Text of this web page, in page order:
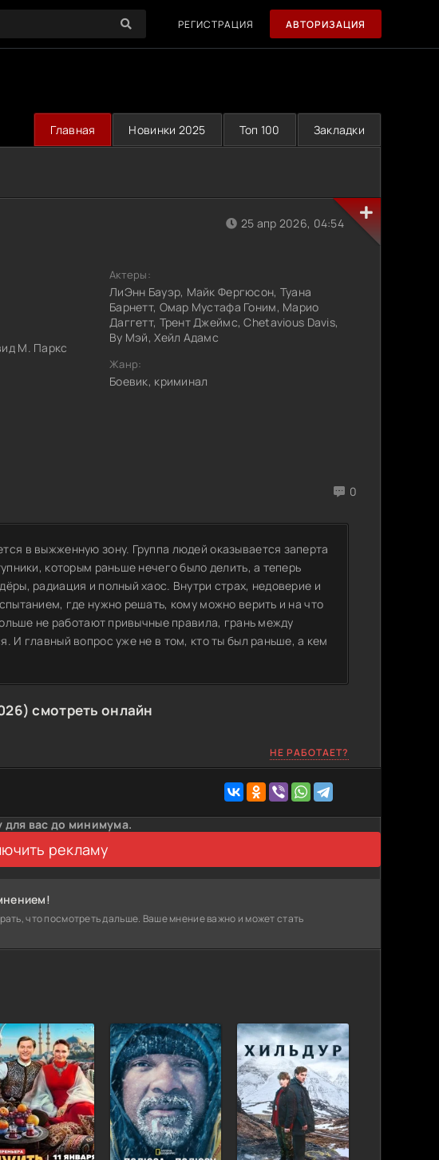
РЕГИСТРАЦИЯ АВТОРИЗАЦИЯ
Главная Новинки 2025 Топ 100 Закладки
М. Паркс
0
25 апр 2026, 04:54
Актеры:
ЛиЭнн Бауэр, Майк Фергюсон, Туана
Барнетт, Омар Мустафа Гоним, Марио
Даггетт, Трент Джеймс, Chetavious Davis,
Ву Мэй, Хейл Адамс
Жанр:
Боевик, криминал
в выжженную зону. Группа людей оказывается заперта
которым раньше нечего было делить, а теперь
радиация и полный хаос. Внутри страх, недоверие и
где нужно решать, кому можно верить и на что
не работают привычные правила, грань между
И главный вопрос уже не в том, кто ты был раньше, а кем
смотреть онлайн
НЕ РАБОТАЕТ?
для вас до минимума.
рекламу
что посмотреть дальше. Ваше мнение важно и может стать